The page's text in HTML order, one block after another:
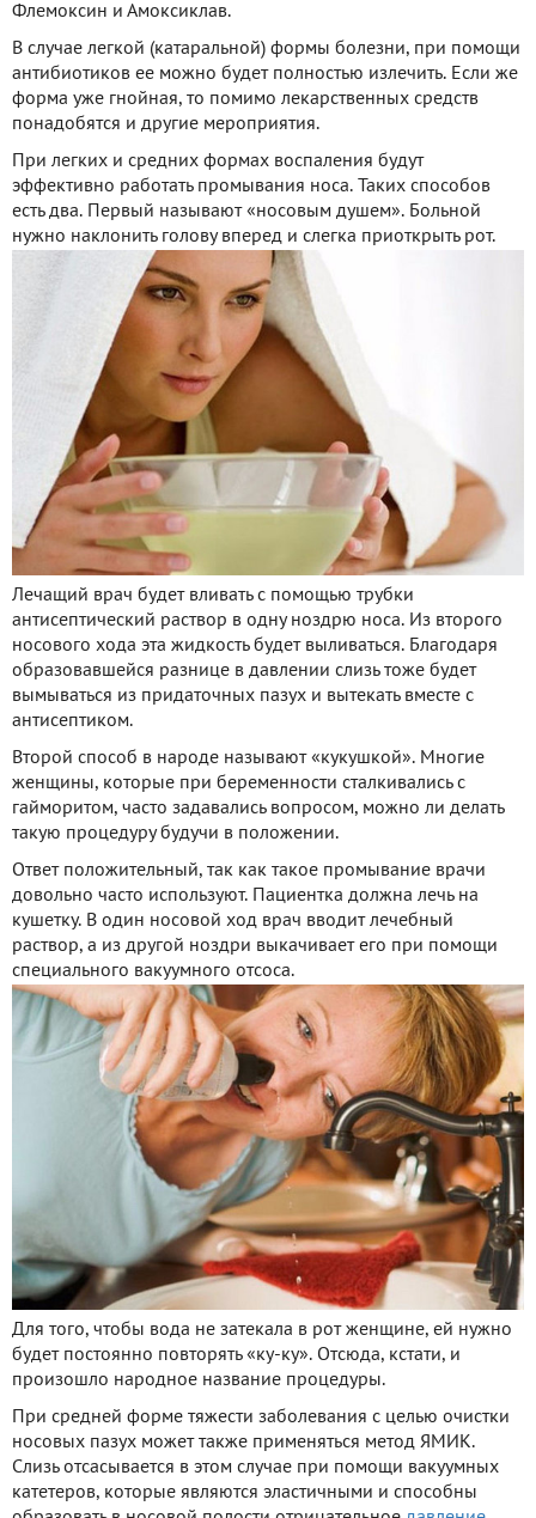
Флемоксин и Амоксиклав.
В случае легкой (катаральной) формы болезни, при помощи
антибиотиков ее можно будет полностью излечить. Если же
форма уже гнойная, то помимо лекарственных средств
понадобятся и другие мероприятия.
При легких и средних формах воспаления будут
эффективно работать промывания носа. Таких способов
есть два. Первый называют «носовым душем». Больной
нужно наклонить голову вперед и слегка приоткрыть рот.
Лечащий врач будет вливать с помощью трубки
антисептический раствор в одну ноздрю носа. Из второго
носового хода эта жидкость будет выливаться. Благодаря
образовавшейся разнице в давлении слизь тоже будет
вымываться из придаточных пазух и вытекать вместе с
антисептиком.
Второй способ в народе называют «кукушкой». Многие
женщины, которые при беременности сталкивались с
гайморитом, часто задавались вопросом, можно ли делать
такую процедуру будучи в положении.
Ответ положительный, так как такое промывание врачи
довольно часто используют. Пациентка должна лечь на
кушетку. В один носовой ход врач вводит лечебный
раствор, а из другой ноздри выкачивает его при помощи
специального вакуумного отсоса.
Для того, чтобы вода не затекала в рот женщине, ей нужно
будет постоянно повторять «ку-ку». Отсюда, кстати, и
произошло народное название процедуры.
При средней форме тяжести заболевания с целью очистки
носовых пазух может также применяться метод ЯМИК.
Слизь отсасывается в этом случае при помощи вакуумных
катетеров, которые являются эластичными и способны